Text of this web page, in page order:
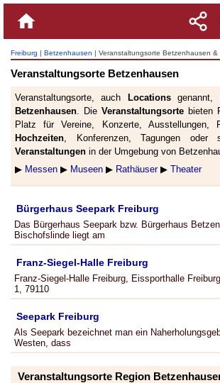
Freiburg | Betzenhausen | Veranstaltungsorte Betzenhausen &
Veranstaltungsorte Betzenhausen
Veranstaltungsorte, auch Locationsgenannt,
Betzenhausen. Die Veranstaltungsorte bieten
Platz für Vereine, Konzerte, Ausstellungen,
Hochzeiten, Konferenzen, Tagungen oder
Veranstaltungen in der Umgebung von
▶ Messen ▶ Museen ▶ Rathäuser▶ Theater
Bürgerhaus Seepark Freiburg
Das Bürgerhaus Seepark bzw. Bürgerhaus
Bischofslinde liegt am
Franz-Siegel-Halle Freiburg
Franz-Siegel-Halle Freiburg, Eissporthalle
1, 79110
Seepark Freiburg
Als Seepark bezeichnet man ein
Westen, dass
Veranstaltungsorte Region